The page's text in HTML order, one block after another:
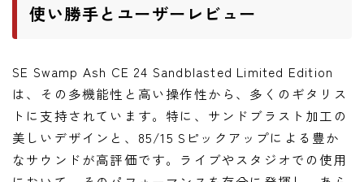
使い勝手とユーザーレビュー
SE Swamp Ash CE 24 Sandblasted Limited Edition
は、その多機能性と高い操作性から、多くのギタリス
トに支持されています。特に、サンドブラスト加工の
美しいデザインと、85/15 Sピックアップによる豊か
なサウンドが高評価です。ライブやスタジオでの使用